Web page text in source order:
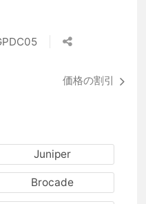
価格の割引
Juniper
Brocade